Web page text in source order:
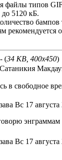
файлы типов
5120 кБ.
бампов
рекомендуется
- (34 KB, 400x450)
Сатаникия
в свободное
Вс 17
энграммам
Вс 17